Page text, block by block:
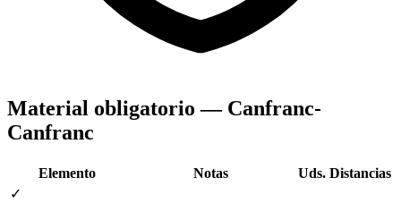
Material obligatorio — Canfranc-
Canfranc
Elemento Notas Uds. Distancias
✓